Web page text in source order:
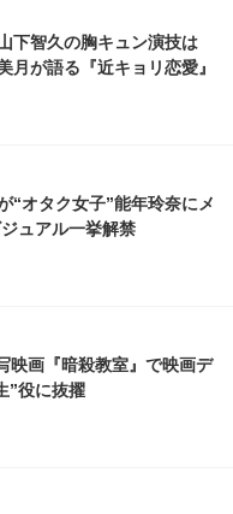
下智久の胸キュン演技は
月が語る『近キョリ恋愛』
“オタク女子”能年玲奈にメ
ュアル一挙解禁
映画『暗殺教室』で映画デ
”役に抜擢